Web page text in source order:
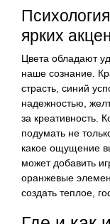
ярких
Цвета обладают
наше сознание.
страсть, синий
надежностью,
за креативность.
подумать не
какое ощущение
может добавить
оранжевые
создать теплое,